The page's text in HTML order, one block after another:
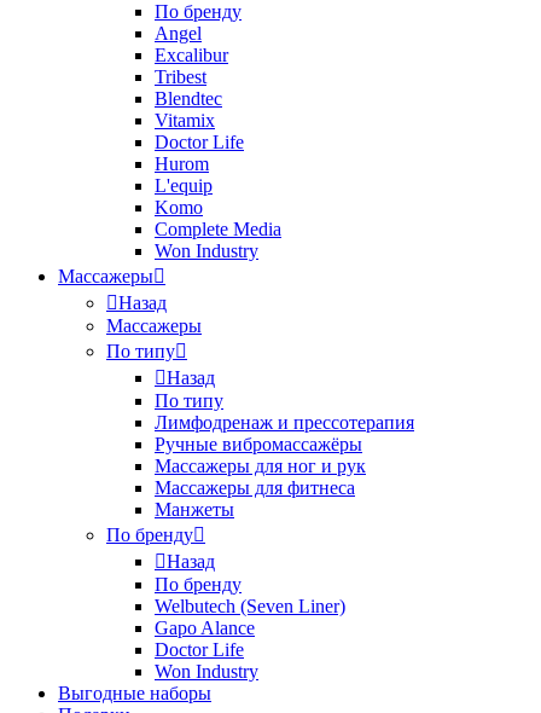
По бренду
Angel
Excalibur
Tribest
Blendtec
Vitamix
Doctor Life
Hurom
L'equip
Komo
Complete Media
Won Industry
Массажеры
Назад
Массажеры
По типу
Назад
По типу
Лимфодренаж и прессотерапия
Ручные вибромассажёры
Массажеры для ног и рук
Массажеры для фитнеса
Манжеты
По бренду
Назад
По бренду
Welbutech (Seven Liner)
Gapo Alance
Doctor Life
Won Industry
Выгодные наборы